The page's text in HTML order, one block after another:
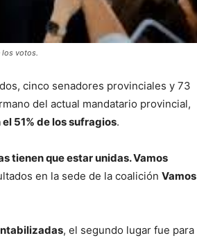
los votos.
cinco senadores provinciales y 73
del actual mandatario provincial,
51% de los sufragios.
tienen que estar unidas. Vamos
en la sede de la coalición Vamos
, el segundo lugar fue para